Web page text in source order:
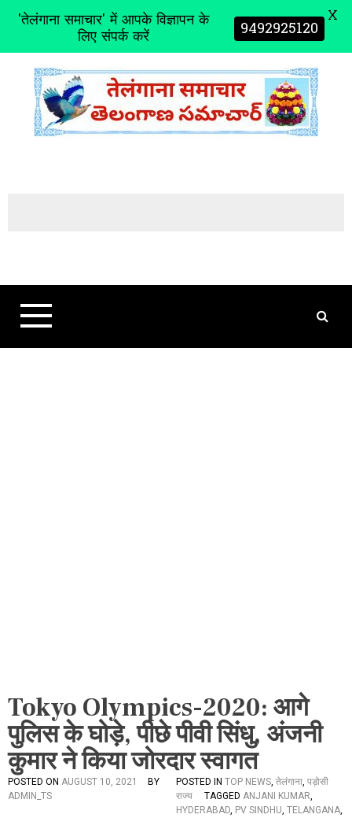
t
Tokyo Olympics-2020: आगे
पुलिस के घोड़े, पीछे पीवी सिंधु, अंजनी
कुमार ने किया जोरदार स्वागत
POSTED ON AUGUST 10, 2021
BY
ADMIN_TS
POSTED IN TOP NEWS, तेलंगाना, पड़ोसी
राज्य
TAGGED ANJANI KUMAR,
HYDERABAD, PV SINDHU, TELANGANA,
'तेलंगाना समाचार' में आपके विज्ञापन के
लिए संपर्क करें 9492925120 X